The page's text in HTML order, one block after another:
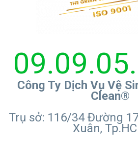
Công Ty Dịch Vụ Vệ
Clean®
Trụ sở: 116/34 Đường
Xuân,